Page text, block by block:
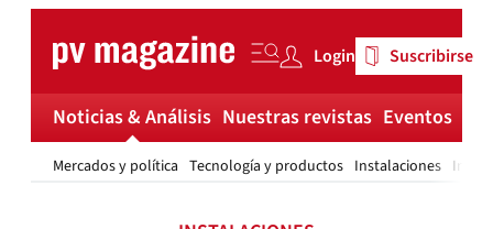
content
Login Suscribirse
Noticias & Análisis
Mercados y política Tecnología y productos Instalaciones
Nuestras revistas Eventos